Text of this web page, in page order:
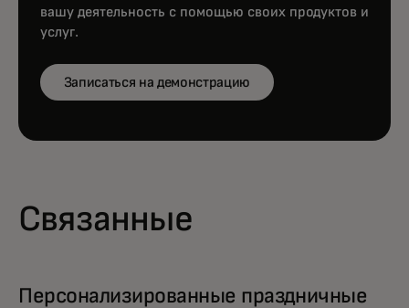
вашу деятельность с помощью своих продуктов и
услуг.
Записаться на демонстрацию
Связанные
Персонализированные праздничные